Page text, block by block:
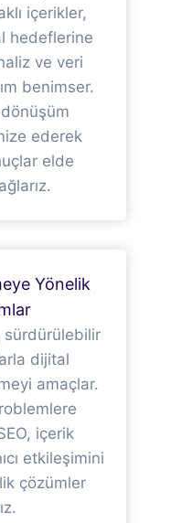
içerikler,
hedeflerine
ve veri
benimser.
ederek
elde
Yönelik
sürdürülebilir
dijital
amaçlar.
içerik
etkileşimini
çözümler